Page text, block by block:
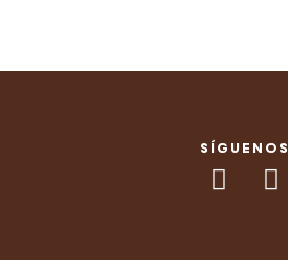
SÍGUENOS